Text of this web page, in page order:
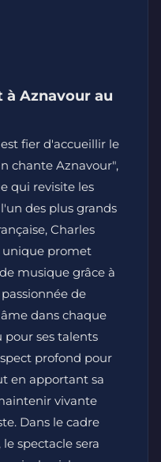
à Aznavour au
fier d'accueillir le
chante Aznavour",
qui revisite les
des plus grands
Charles
unique promet
musique grâce à
de
dans chaque
pour ses talents
profond pour
en apportant sa
vivante
Dans le cadre
spectacle sera